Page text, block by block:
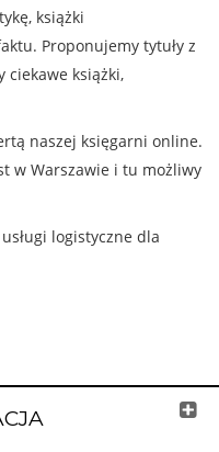
książki
Proponujemy tytuły z
ciekawe książki,
naszej księgarni online.
w Warszawie i tu możliwy
logistyczne dla